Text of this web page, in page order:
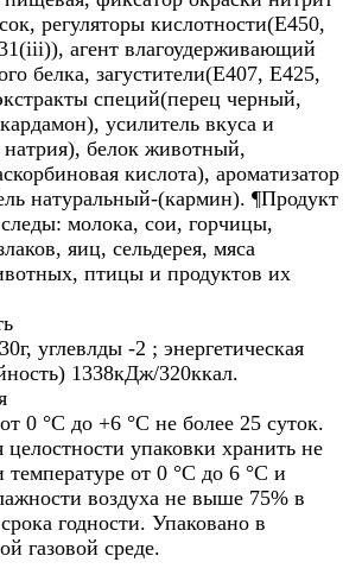
регуляторы кислотности(Е450,
агент влагоудерживающий
белка, загустители(Е407, Е425,
специй(перец черный,
усилитель вкуса и
натрия), белок животный,
кислота), ароматизатор
натуральный-(кармин). ¶Продукт
молока, сои, горчицы,
яиц, сельдерея, мяса
птицы и продуктов их
углевлды -2 ; энергетическая
1338кДж/320ккал.
0 °С до +6 °С не более 25 суток.
упаковки хранить не
температуре от 0 °С до 6 °С и
воздуха не выше 75% в
годности. Упаковано в
газовой среде.